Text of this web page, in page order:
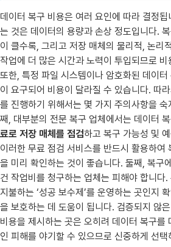
데이터 복구 비용은 여러 요인에 따라 결정됩
는 것은 데이터의 용량과 손상 정도입니다.
이 클수록, 그리고 저장 매체의 물리적, 논리
작업에 더 많은 시간과 노력이 투입되므로
또한, 특정 파일 시스템이나 암호화된 데이
이 요구되어 비용이 달라질 수 있습니다. 따
를 진행하기 위해서는 몇 가지 주의사항을
째, 대부분의 전문 복구 업체에서는 데이터
료로 저장 매체를 점검하고 복구 가능성 및
이러한 무료 점검 서비스를 반드시 활용하여
을 미리 확인하는 것이 좋습니다. 둘째, 복구
건 작업비를 청구하는 업체는 피해야 합니다
지불하는 ‘성공 보수제’를 운영하는 곳인지
을 보호하는 데 도움이 됩니다. 검증되지 않
비용을 제시하는 곳은 오히려 데이터 복구를
인 피해를 야기할 수 있으므로 신중하게 선택